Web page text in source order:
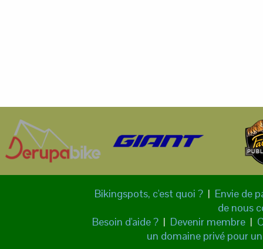
Bikingspots, c'est quoi ?| Envie de
de nous
Besoin d'aide ?| Devenir membre|
un domaine privé pour